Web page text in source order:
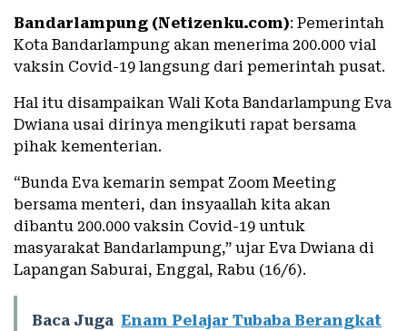
Bandarlampung (Netizenku.com): Pemerintah
Kota Bandarlampung akan menerima 200.000 vial
vaksin Covid-19 langsung dari pemerintah pusat.
Hal itu disampaikan Wali Kota Bandarlampung Eva
Dwiana usai dirinya mengikuti rapat bersama
pihak kementerian.
“Bunda Eva kemarin sempat Zoom Meeting
bersama menteri, dan insyaallah kita akan
dibantu 200.000 vaksin Covid-19 untuk
masyarakat Bandarlampung,” ujar Eva Dwiana di
Lapangan Saburai, Enggal, Rabu (16/6).
Baca Juga Enam Pelajar Tubaba Berangkat